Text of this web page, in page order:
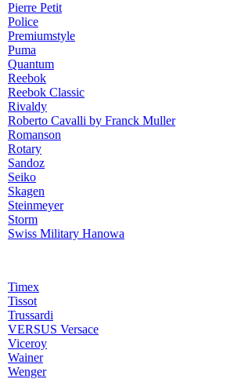
Pierre Petit
Police
Premiumstyle
Puma
Quantum
Reebok
Reebok Classic
Rivaldy
Roberto Cavalli by Franck Muller
Romanson
Rotary
Sandoz
Seiko
Skagen
Steinmeyer
Storm
Swiss Military Hanowa
Timex
Tissot
Trussardi
VERSUS Versace
Viceroy
Wainer
Wenger